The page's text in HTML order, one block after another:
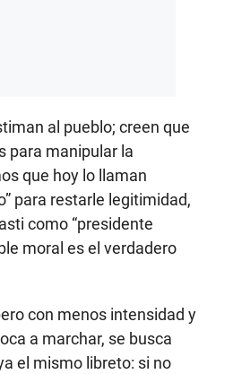
al pueblo; creen que
para manipular la
que hoy lo llaman
para restarle legitimidad,
como “presidente
moral es el verdadero
con menos intensidad y
a marchar, se busca
el mismo libreto: si no